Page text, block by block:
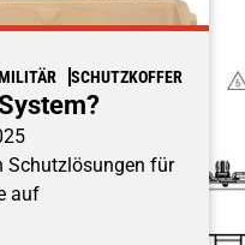
SCHUTZKOFFER
Schutzlösungen für
auf